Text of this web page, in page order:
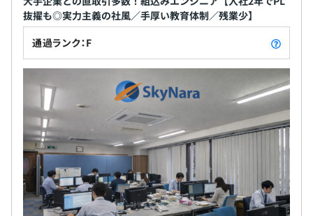
わたしたちは、年齢や社歴といった「数字」で人を判断す
ることはありません。その人の「努力」と「成果」だけを
正当に評価します。
売上や実績ベースのクリアな評価基準を設けているため、
入社年次に関わらず、実力しだいでPLやPMなどの重要ポ
ジションをお任せします。
不可解な人事は一切なし。「頑張った人が報われる」とい
う当たり前のことを、徹底して守り抜く組織です。
◆全社37名
抜擢も◎実力主義の社風／手厚い教育体制／残業少】
通過ランク：F